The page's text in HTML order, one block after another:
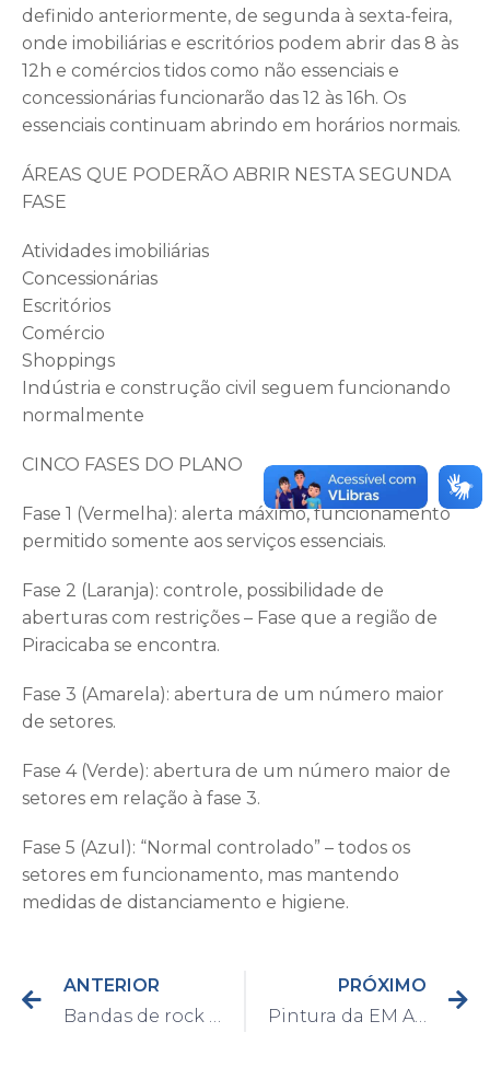
definido anteriormente, de segunda à sexta-feira,
onde imobiliárias e escritórios podem abrir das 8 às
12h e comércios tidos como não essenciais e
concessionárias funcionarão das 12 às 16h. Os
essenciais continuam abrindo em horários normais.
ÁREAS QUE PODERÃO ABRIR NESTA SEGUNDA
FASE
Atividades imobiliárias
Concessionárias
Escritórios
Comércio
Shoppings
Indústria e construção civil seguem funcionando
normalmente
CINCO FASES DO PLANO
Fase 1 (Vermelha): alerta máximo, funcionamento
permitido somente aos serviços essenciais.
Fase 2 (Laranja): controle, possibilidade de
aberturas com restrições – Fase que a região de
Piracicaba se encontra.
Fase 3 (Amarela): abertura de um número maior
de setores.
Fase 4 (Verde): abertura de um número maior de
setores em relação à fase 3.
Fase 5 (Azul): “Normal controlado” – todos os
setores em funcionamento, mas mantendo
medidas de distanciamento e higiene.
ANTERIOR
PRÓXIMO